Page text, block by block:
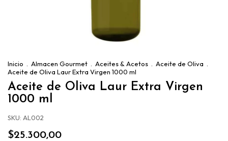
Inicio Almacen Gourmet Aceites & Acetos Aceite de Oliva
Aceite de Oliva Laur Extra Virgen 1000 ml
Aceite de Oliva Laur Extra Virgen
1000 ml
SKU: AL002
$25.300,00